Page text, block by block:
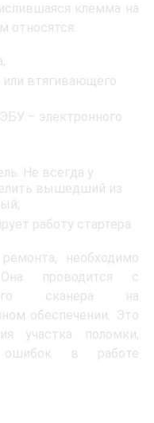
клемма на
относятся:
или втягивающего
– электронного
Не всегда у
вышедший из
работу стартера.
необходимо
Она проводится с
сканера на
обеспечении. Это
участка поломки,
ошибок в работе